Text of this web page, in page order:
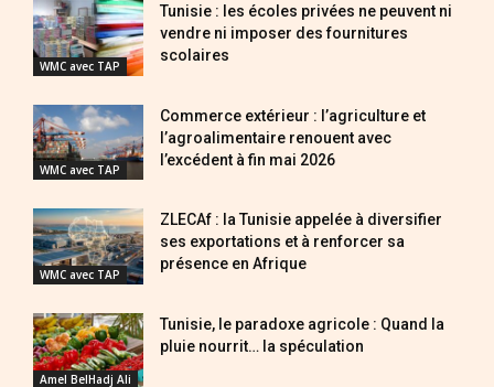
WMC avec TAP
Tunisie : les écoles privées ne peuvent ni
vendre ni imposer des fournitures
scolaires
WMC avec TAP
Commerce extérieur : l’agriculture et
l’agroalimentaire renouent avec
l’excédent à fin mai 2026
WMC avec TAP
ZLECAf : la Tunisie appelée à diversifier
ses exportations et à renforcer sa
présence en Afrique
Amel BelHadj Ali
Tunisie, le paradoxe agricole : Quand la
pluie nourrit… la spéculation